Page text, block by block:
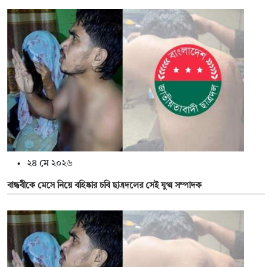
২৪ মে ২০২৬
বান্ধবীকে মেসে নিয়ে বহিষ্কার চবি ছাত্রদলের সেই যুগ্ম সম্পাদক